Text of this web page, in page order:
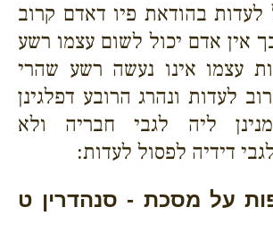
לעדות בהודאת פיו דאדם קרוב
אין אדם יכול לשום עצמו רשע
עצמו אינו נעשה רשע שהרי
לעדות ונהרג הרובע דפלגינן
ליה לגבי חבריה ולא
דידיה לפסול לעדות:
על מסכת - סנהדרין ט